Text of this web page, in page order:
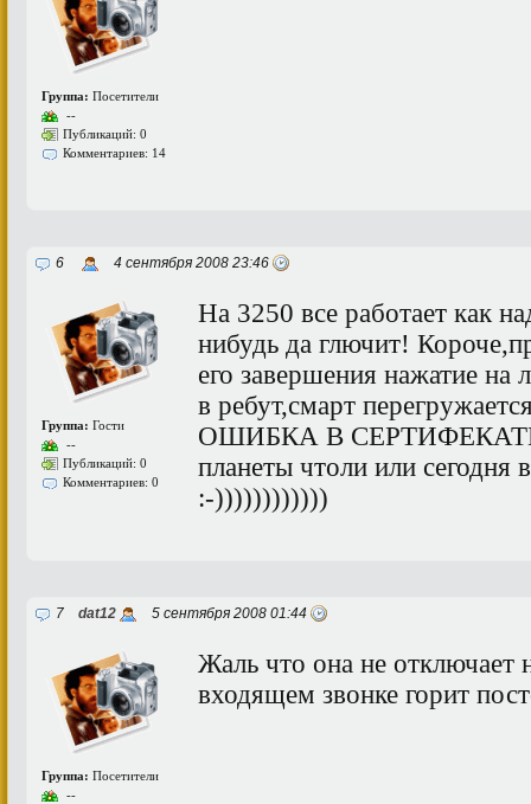
Группа: Посетители
--
Публикаций: 0
Комментариев: 14
6 4 сентября 2008 23:46
Группа: Гости
--
Публикаций: 0
Комментариев: 0
На 3250 все работает как
нибудь да глючит!
его завершения нажатие
в ребут,смарт
ОШИБКА В
планеты чтоли или сегодня
:-))))))))))))
7 dat12 5 сентября 2008 01:44
Группа: Посетители
--
Жаль что она не отключает
входящем звонке горит